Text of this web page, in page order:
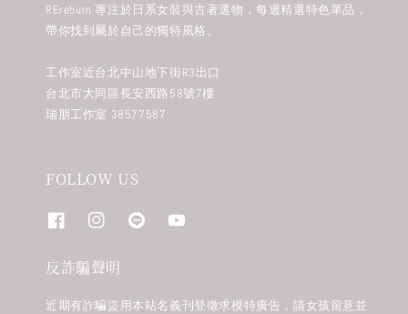
REreburn 專注於日系女裝與古著選物，每週精選特色單品，
帶你找到屬於自己的獨特風格。
工作室近台北中山地下街R3出口
台北市大同區長安西路58號7樓
瑞朋工作室 38577587
FOLLOW US
反詐騙聲明
近期有詐騙盜用本站名義刊登徵求模特廣告，請女孩留意並